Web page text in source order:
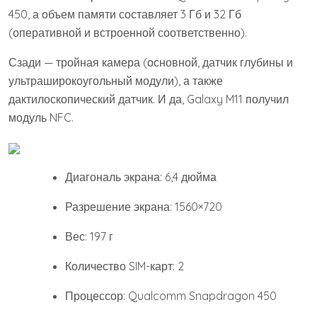
450, а объем памяти составляет 3 Гб и 32 Гб
(оперативной и встроенной соответственно).
Сзади — тройная камера (основной, датчик глубины и
ультраширокоугольный модули), а также
дактилоскопический датчик. И да, Galaxy M11 получил
модуль NFC.
Диагональ экрана: 6,4 дюйма
Разрешение экрана: 1560×720
Вес: 197 г
Количество SIM-карт: 2
Процессор: Qualcomm Snapdragon 450